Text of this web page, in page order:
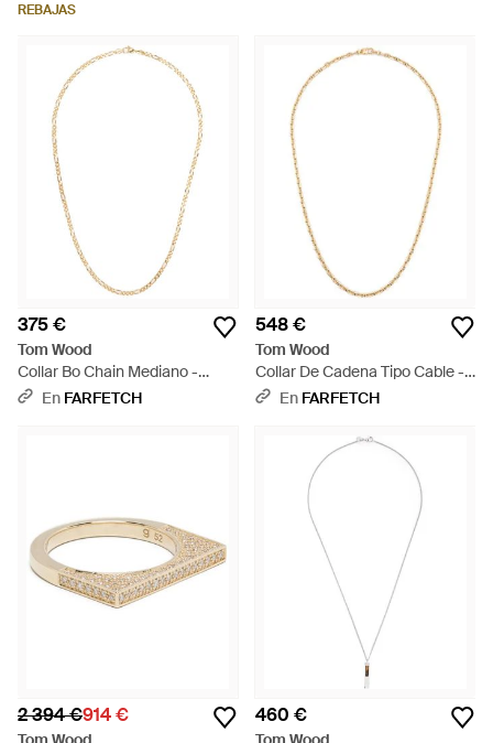
REBAJAS
375 €
Tom Wood
Collar Bo Chain Mediano -
Blanco
En FARFETCH
548 €
Tom Wood
Collar De Cadena Tipo Cable -
Blanco
En FARFETCH
2 394 €914 € 460 €